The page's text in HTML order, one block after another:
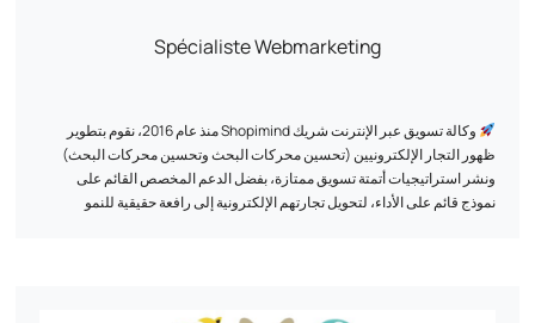
Spécialiste Webmarketing
وكالة تسويق عبر الإنترنت شريك Shopimind منذ عام 2016، نقوم بتطوير
ظهور التجار الإلكترونيين (تحسين محركات البحث وتحسين محركات البحث)
ونشر استراتيجيات أتمتة تسويق ممتازة، بفضل الدعم المخصص القائم على
نموذج قائم على الأداء، لتحويل تجارتهم الإلكترونية إلى رافعة حقيقية للنمو